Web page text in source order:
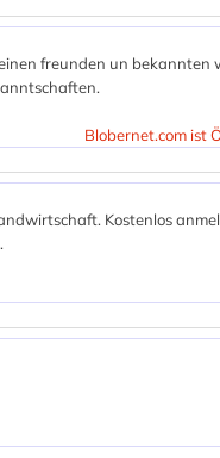
freunden un bekannten
Blobernet.com ist
Kostenlos